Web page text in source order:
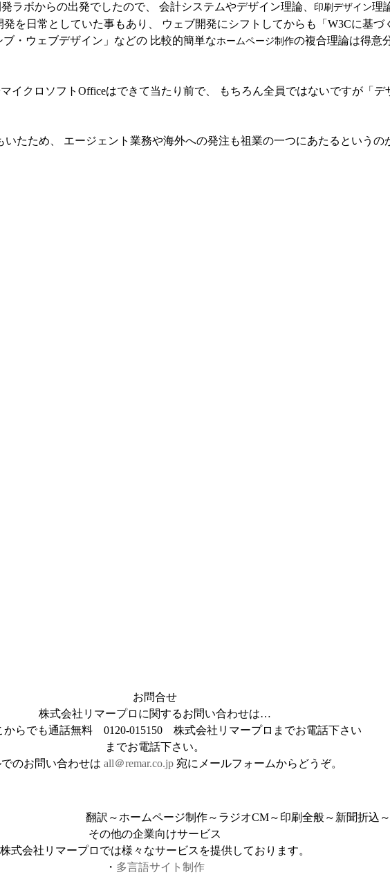
ラボからの出発でしたので、 会計システムやデザイン理論、
印刷デザイン理
を日常としていた事もあり、 ウェブ開発にシフトしてからも「W3Cに基づ
・ウェブデザイン」などの 比較的簡単なホームページ制作の複合理論は得意
イクロソフトOfficeはできて当たり前で、 もちろん全員ではないですが「
たため、 エージェント業務や海外への発注も祖業の一つにあたるというの
お問合せ
株式会社リマープロに関するお問い合わせは…
までお電話下さい。
のお問い合わせは all＠remar.co.jp宛にメールフォームからどうぞ。
翻訳～ホームページ制作～ラジオCM～印刷全般～新聞折込
その他の企業向けサービス
株式会社リマープロでは様々なサービスを提供しております。
・ 多言語サイト制作